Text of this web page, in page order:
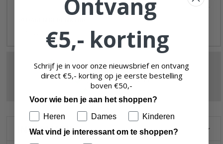
OM UW AANKOOP TE RETOURNEREN
BETROKKEN KLANTENSERVICE
VEILIG EN BETROUWBAAR
KORTINGEN TOT 70%
INFORMATIE
Ontvang
€5,- korting
Schrijf je in voor onze nieuwsbrief en ontvang
direct €5,- korting op je eerste bestelling
boven €50,-
Voor wie ben je aan het shoppen?
Heren
Dames
Kinderen
Wat vind je interessant om te shoppen?